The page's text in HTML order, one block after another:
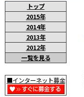
トップ
2015年
2014年
2013年
2012年
一覧を見る
■インターネット募金